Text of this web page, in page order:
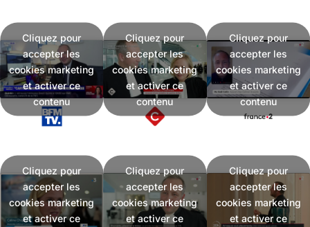
Cliquez pour
accepter les
cookies marketing
et activer ce
contenu
Cliquez pour
accepter les
cookies marketing
et activer ce
contenu
Cliquez pour
accepter les
cookies marketing
et activer ce
contenu
Cliquez pour
accepter les
cookies marketing
et activer ce
Cliquez pour
accepter les
cookies marketing
et activer ce
Cliquez pour
accepter les
cookies marketing
et activer ce